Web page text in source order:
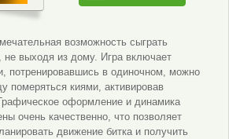
возможность сыграть
не выходя из дому. Игра включает
потренировавшись в одиночном, можно
померяться киями, активировав
оформление и динамика
очень качественно, что позволяет
движение битка и получить